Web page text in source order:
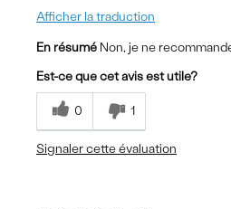
Afficher la traduction
En résumé Non, je ne
Est-ce que cet avis est utile?
0 1
Signaler cette évaluation